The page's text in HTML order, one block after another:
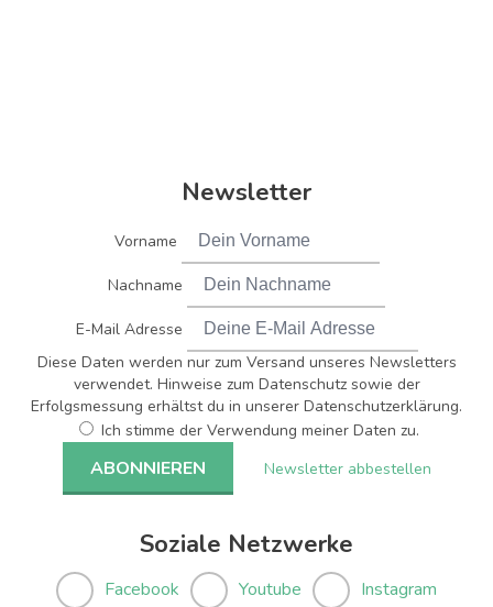
Newsletter
Vorname
Nachname
E-Mail Adresse
Diese Daten werden nur zum Versand unseres Newsletters
verwendet. Hinweise zum Datenschutz sowie der
Erfolgsmessung erhältst du in unserer Datenschutzerklärung.
Ich stimme der Verwendung meiner Daten zu.
Newsletter abbestellen
Soziale Netzwerke
Facebook Youtube Instagram